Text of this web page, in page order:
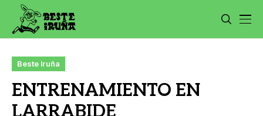
Beste Iruña
ENTRENAMIENTO EN